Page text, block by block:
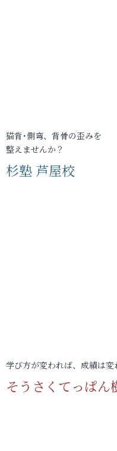
猫背･側弯、背骨の歪みを
整えませんか？
杉塾 芦屋校
学び方が変われば、成績は変
そうさくてっぱん